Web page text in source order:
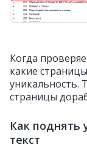
Когда
какие
уникальность.
страницы
Как поднять
текст